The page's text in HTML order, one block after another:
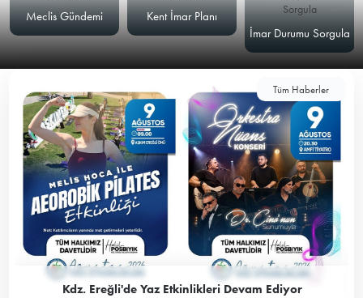
Meclis Gündemi
Kent İmar Planı
İmar Durumu Sorgula
Tüm Haberler
Kdz. Ereğli'de Yaz Etkinlikleri Devam Ediyor